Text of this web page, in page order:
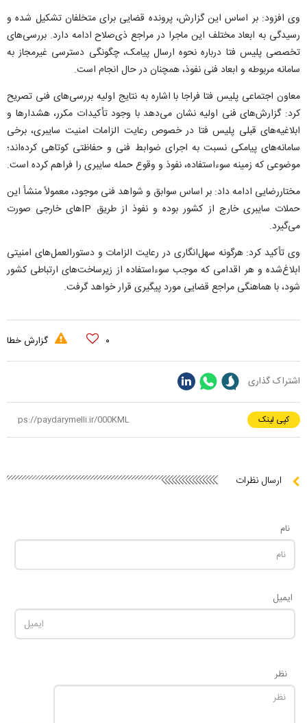
وی افزود: بر اساس این گزارش، پرونده قضایی برای متخلفان تشکیل شده و
رسیدگی به ابعاد مختلف این ماجرا در مراجع ذی‌صلاح ادامه دارد. بررسی‌های
تخصصی پلیس فتا درباره نحوه ارسال پیامک، چگونگی دسترسی غیرمجاز به
سامانه مربوطه و ابعاد فنی نفوذ، همچنان در حال انجام است.
معاون اجتماعی پلیس فتا فراجا با اشاره به نتایج اولیه بررسی‌های فنی تصریح
کرد: گزارش‌های فنی اولیه نشان می‌دهد با وجود تأکیدات مکرر، هشدار‌ها و
ابلاغیه‌های قبلی پلیس فتا در خصوص رعایت الزامات امنیت سایبری، برخی
سامانه‌های پیامکی نسبت به اجرای ضوابط فنی و حفاظتی کوتاهی کرده‌اند؛
موضوعی که زمینه سوءاستفاده، نفوذ و وقوع حمله سایبری را فراهم کرده است.
مختاررضایی ادامه داد: بر اساس سوابق و شواهد فنی موجود، معمولاً منشأ این
حملات سایبری خارج از کشور بوده و نفوذ از طریق IP‌های خارجی صورت
می‌گیرد.
وی تأکید کرد: هرگونه سهل‌انگاری در رعایت الزامات و دستورالعمل‌های امنیتی
ابلاغ‌شده و هر اقدامی که موجب سوءاستفاده از زیرساخت‌های ارتباطی کشور
شود، با هماهنگی مراجع قضایی مورد پیگیری قرار خواهد گرفت.
۰ گزارش خطا
اشتراک گذاری
کپی لینک
ارسال نظرات
نام
ایمیل
نظر